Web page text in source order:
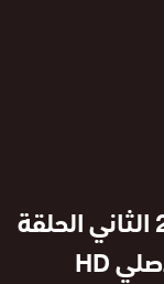
مسلسل لا تترك يدي الموسم 2 الثاني الحلقة